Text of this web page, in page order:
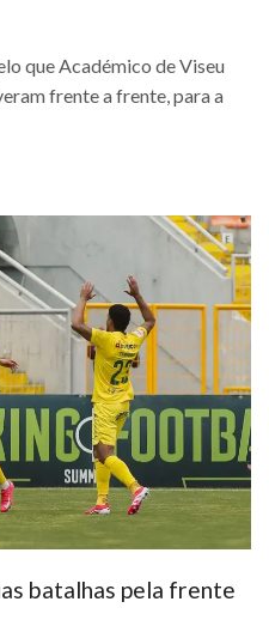
que Académico de Viseu
frente a frente, para a
batalhas pela frente